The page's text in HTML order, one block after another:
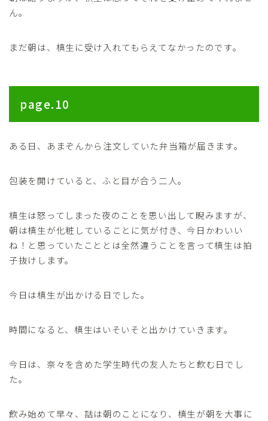
ん。
まだ朝は、槙生に受け入れてもらえてなかったのです。
page.10
ある日、あまぞんから注文していた弁当箱が届きます。
包装を開けていると、ふと目が合う二人。
槙生は怒ってしまった夜のことを思い出して睨みますが、
朝は槙生が化粧していることに気が付き、今日かわいい
ね！と思っていたこととは全然違うことを言って槙生は拍
子抜けします。
今日は槙生が出かける日でした。
時間になると、槙生はいそいそと出かけていきます。
今日は、奈々を含めた学生時代の友人たちと飲む日でし
た。
飲み始めて早々、話は朝のことになり、槙生が朝を大事に